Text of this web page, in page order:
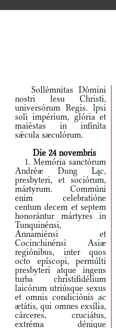
Sollémnitas Dómini
nostri lesu Christi,
universórum Regis. lpsi
soli impérium, glória et
maiéstas in infiníta
sǽcula sæculórum.
Die 24 novembris
1. Memória sanctórum
Andréæ Dung Ląc,
presbyteri, et sociórum,
mártyrum. Commúni
enim celebratióne
centum decem et septem
honorántur mártyres in
Tunquinénsi,
Annamiénsi et
Cocinchinénsi Asiæ
regiónibus, inter quos
octo epíscopi, permúlti
presbyteri atque ingens
turba christifidélium
laicórum utriúsque sexus
et omnis condiciónis ac
ætátis, qui omnes exsília,
cárceres, cruciátus,
extréma dénique